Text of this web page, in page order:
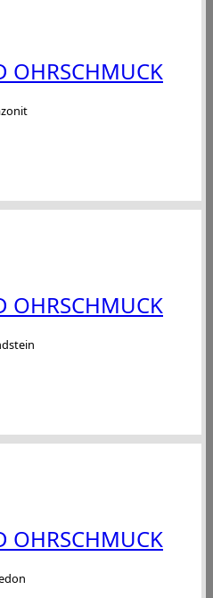
OHRSCHMUCK
OHRSCHMUCK
OHRSCHMUCK